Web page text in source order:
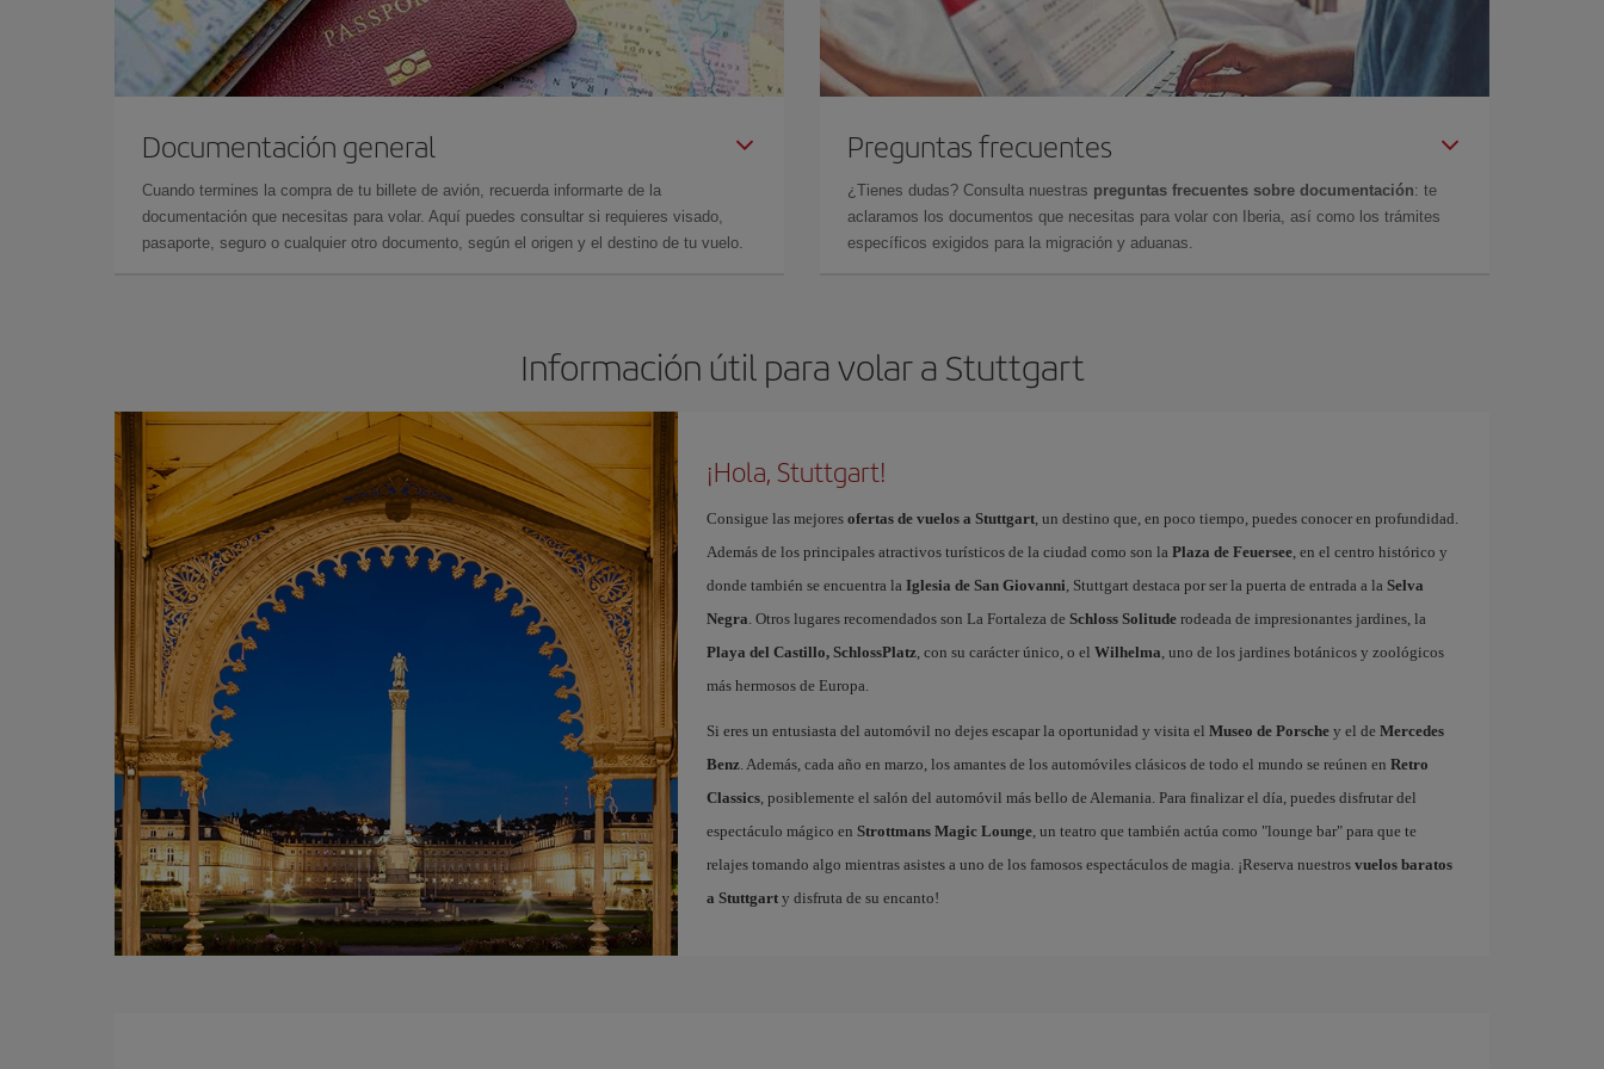
Documentación general
Cuando termines la compra de tu billete de avión, recuerda informarte de la
documentación que necesitas para volar. Aquí puedes consultar si requieres visado,
pasaporte, seguro o cualquier otro documento, según el origen y el destino de tu vuelo.
Preguntas frecuentes
¿Tienes dudas? Consulta nuestras preguntas frecuentes sobre documentación: te
aclaramos los documentos que necesitas para volar con Iberia, así como los trámites
específicos exigidos para la migración y aduanas.
Información útil para volar a Stuttgart
¡Hola, Stuttgart!
Consigue las mejores ofertas de vuelos a Stuttgart, un destino que, en poco tiempo, puedes conocer en profundidad.
Además de los principales atractivos turísticos de la ciudad como son la Plaza de Feuersee, en el centro histórico y
donde también se encuentra la Iglesia de San Giovanni, Stuttgart destaca por ser la puerta de entrada a la Selva
Negra. Otros lugares recomendados son La Fortaleza de Schloss Solituderodeada de impresionantes jardines, la
Playa del Castillo, SchlossPlatz, con su carácter único, o el Wilhelma, uno de los jardines botánicos y zoológicos
más hermosos de Europa.
Si eres un entusiasta del automóvil no dejes escapar la oportunidad y visita el Museo de Porschey el de Mercedes
Benz. Además, cada año en marzo, los amantes de los automóviles clásicos de todo el mundo se reúnen en Retro
Classics, posiblemente el salón del automóvil más bello de Alemania. Para finalizar el día, puedes disfrutar del
espectáculo mágico en Strottmans Magic Lounge, un teatro que también actúa como "lounge bar" para que te
relajes tomando algo mientras asistes a uno de los famosos espectáculos de magia. ¡Reserva nuestros vuelos baratos
a Stuttgarty disfruta de su encanto!